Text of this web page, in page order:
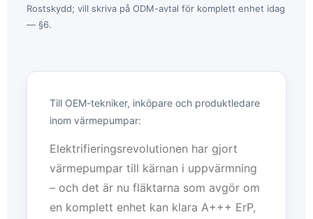
Rostskydd; vill skriva på ODM-avtal för komplett enhet idag
— §6.
Till OEM-tekniker, inköpare och produktledare
inom värmepumpar:
Elektrifieringsrevolutionen har gjort
värmepumpar till kärnan i uppvärmning
– och det är nu fläktarna som avgör om
en komplett enhet kan klara A+++ ErP,